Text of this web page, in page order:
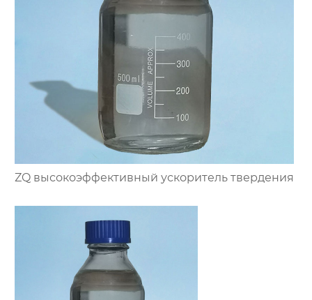
ZQ высокоэффективный ускоритель твердения